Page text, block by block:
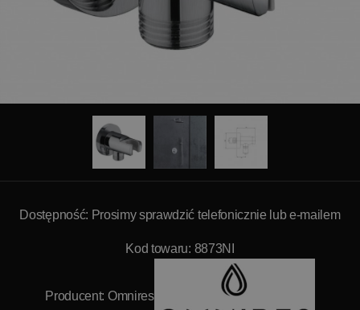
Dostępność: Prosimy sprawdzić telefonicznie lub e-mailem
Kod towaru: 8873NI
Producent: Omnires